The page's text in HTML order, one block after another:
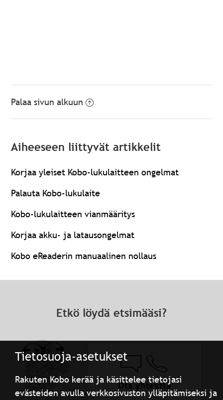
Tietosuoja-asetukset
Rakuten Kobo kerää ja käsittelee tietojasi
evästeiden avulla verkkosivuston ylläpitämiseksi ja
Palaa sivun alkuun
Aiheeseen liittyvät artikkelit
Korjaa yleiset Kobo-lukulaitteen ongelmat
Palauta Kobo-lukulaite
Kobo-lukulaitteen vianmääritys
Korjaa akku- ja latausongelmat
Kobo eReaderin manuaalinen nollaus
Etkö löydä etsimääsi?
Ota yhteyttä